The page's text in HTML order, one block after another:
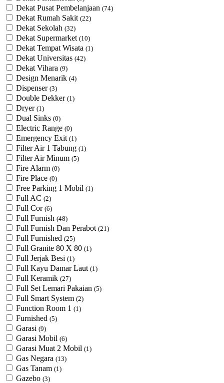
Dekat Pusat Pembelanjaan (74)
Dekat Rumah Sakit (22)
Dekat Sekolah (32)
Dekat Supermarket (10)
Dekat Tempat Wisata (1)
Dekat Universitas (42)
Dekat Vihara (9)
Design Menarik (4)
Dispenser (3)
Double Dekker (1)
Dryer (1)
Dual Sinks (0)
Electric Range (0)
Emergency Exit (1)
Filter Air 1 Tabung (1)
Filter Air Minum (5)
Fire Alarm (0)
Fire Place (0)
Free Parking 1 Mobil (1)
Full AC (2)
Full Cor (6)
Full Furnish (48)
Full Furnish Dan Perabot (21)
Full Furnished (25)
Full Granite 80 X 80 (1)
Full Jerjak Besi (1)
Full Kayu Damar Laut (1)
Full Keramik (27)
Full Set Lemari Pakaian (5)
Full Smart System (2)
Function Room 1 (1)
Furnished (5)
Garasi (9)
Garasi Mobil (6)
Garasi Muat 2 Mobil (1)
Gas Negara (13)
Gas Tanam (1)
Gazebo (3)